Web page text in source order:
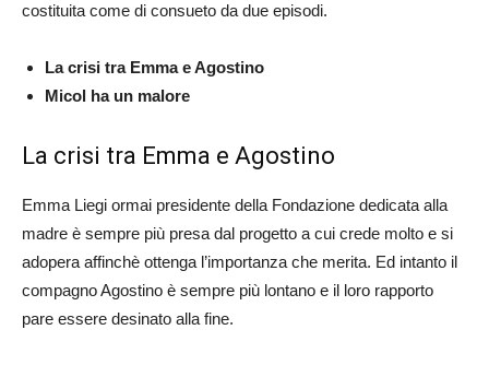
costituita come di consueto da due episodi.
La crisi tra Emma e Agostino
Micol ha un malore
La crisi tra Emma e Agostino
Emma Liegi ormai presidente della Fondazione dedicata alla
madre è sempre più presa dal progetto a cui crede molto e si
adopera affinchè ottenga l’importanza che merita. Ed intanto il
compagno Agostino è sempre più lontano e il loro rapporto
pare essere desinato alla fine.